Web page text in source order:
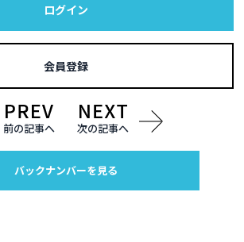
ログイン
会員登録
前の記事へ 次の記事へ
バックナンバーを見る